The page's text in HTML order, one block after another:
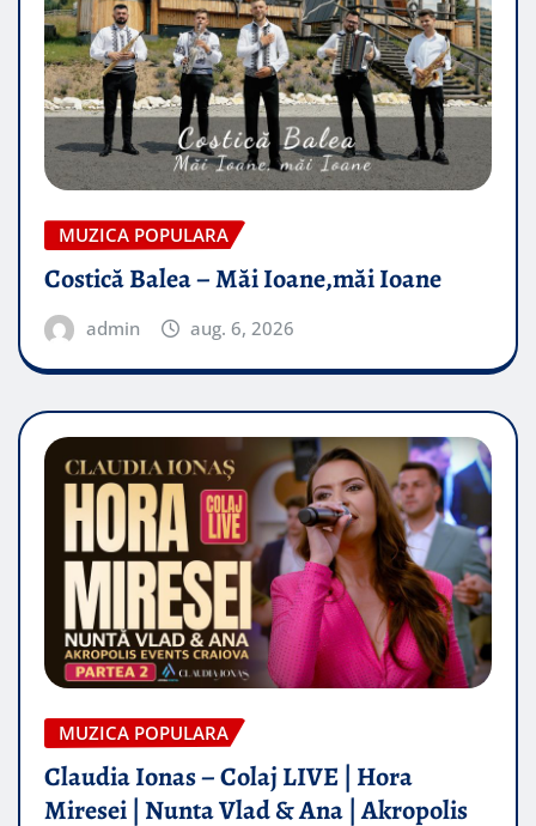
MUZICA POPULARA
Costică Balea – Măi Ioane,măi Ioane
admin aug. 6, 2026
MUZICA POPULARA
Claudia Ionas – Colaj LIVE | Hora
Miresei | Nunta Vlad & Ana | Akropolis